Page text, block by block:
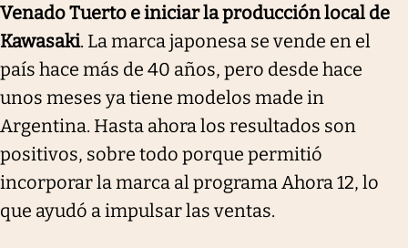
Venado Tuerto e iniciar la producción local de
Kawasaki. La marca japonesa se vende en el
país hace más de 40 años, pero desde hace
unos meses ya tiene modelos made in
Argentina. Hasta ahora los resultados son
positivos, sobre todo porque permitió
incorporar la marca al programa Ahora 12, lo
que ayudó a impulsar las ventas.